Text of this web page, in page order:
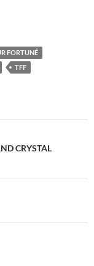
FORTUNÉ
TFF
CRYSTAL